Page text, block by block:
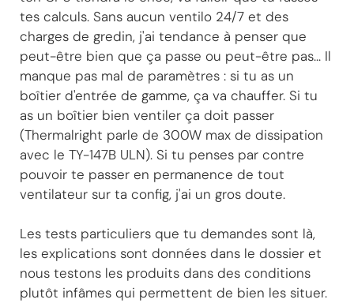
tes calculs. Sans aucun ventilo 24/7 et des
charges de gredin, j'ai tendance à penser que
peut-être bien que ça passe ou peut-être pas... Il
manque pas mal de paramètres : si tu as un
boîtier d'entrée de gamme, ça va chauffer. Si tu
as un boîtier bien ventiler ça doit passer
(Thermalright parle de 300W max de dissipation
avec le TY-147B ULN). Si tu penses par contre
pouvoir te passer en permanence de tout
ventilateur sur ta config, j'ai un gros doute.
Les tests particuliers que tu demandes sont là,
les explications sont données dans le dossier et
nous testons les produits dans des conditions
plutôt infâmes qui permettent de bien les situer.